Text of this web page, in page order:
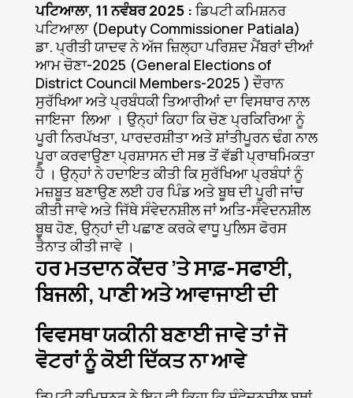
ਪਟਿਆਲਾ, 11 ਨਵੰਬਰ 2025 : ਡਿਪਟੀ ਕਮਿਸ਼ਨਰ
ਪਟਿਆਲਾ (Deputy Commissioner Patiala)
ਡਾ. ਪ੍ਰੀਤੀ ਯਾਦਵ ਨੇ ਅੱਜ ਜ਼ਿਲ੍ਹਾ ਪਰਿਸ਼ਦ ਮੈਂਬਰਾਂ ਦੀਆਂ
ਆਮ ਚੋਣਾ-2025 (General Elections of
District Council Members-2025 ) ਦੌਰਾਨ
ਸੁਰੱਖਿਆ ਅਤੇ ਪ੍ਰਬੰਧਕੀ ਤਿਆਰੀਆਂ ਦਾ ਵਿਸਥਾਰ ਨਾਲ
ਜਾਇਜਾ ਲਿਆ । ਉਨ੍ਹਾਂ ਕਿਹਾ ਕਿ ਚੋਣ ਪ੍ਰਕਿਰਿਆ ਨੂੰ
ਪੂਰੀ ਨਿਰਪੱਖਤਾ, ਪਾਰਦਰਸ਼ੀਤਾ ਅਤੇ ਸ਼ਾਂਤੀਪੂਰਨ ਢੰਗ ਨਾਲ
ਪੂਰਾ ਕਰਵਾਉਣਾ ਪ੍ਰਸ਼ਾਸਨ ਦੀ ਸਭ ਤੋਂ ਵੱਡੀ ਪ੍ਰਾਥਮਿਕਤਾ
ਹੈ । ਉਨ੍ਹਾਂ ਨੇ ਹਦਾਇਤ ਕੀਤੀ ਕਿ ਸੁਰੱਖਿਆ ਪ੍ਰਬੰਧਾਂ ਨੂੰ
ਮਜ਼ਬੂਤ ਬਣਾਉਣ ਲਈ ਹਰ ਪਿੰਡ ਅਤੇ ਬੂਥ ਦੀ ਪੂਰੀ ਜਾਂਚ
ਕੀਤੀ ਜਾਵੇ ਅਤੇ ਜਿੱਥੇ ਸੰਵੇਦਨਸ਼ੀਲ ਜਾਂ ਅਤਿ-ਸੰਵੇਦਨਸ਼ੀਲ
ਬੂਥ ਹੋਣ, ਉਨ੍ਹਾਂ ਦੀ ਪਛਾਣ ਕਰਕੇ ਵਾਧੂ ਪੁਲਿਸ ਫੋਰਸ
ਤੈਨਾਤ ਕੀਤੀ ਜਾਵੇ ।
ਹਰ ਮਤਦਾਨ ਕੇਂਦਰ ’ਤੇ ਸਾਫ਼-ਸਫਾਈ,
ਬਿਜਲੀ, ਪਾਣੀ ਅਤੇ ਆਵਾਜਾਈ ਦੀ
ਵਿਵਸਥਾ ਯਕੀਨੀ ਬਣਾਈ ਜਾਵੇ ਤਾਂ ਜੋ
ਵੋਟਰਾਂ ਨੂੰ ਕੋਈ ਦਿੱਕਤ ਨਾ ਆਵੇ